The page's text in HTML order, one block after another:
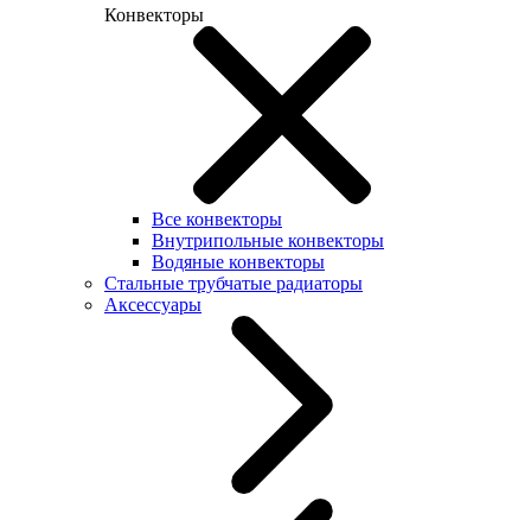
Конвекторы
Все конвекторы
Внутрипольные конвекторы
Водяные конвекторы
Стальные трубчатые радиаторы
Аксессуары